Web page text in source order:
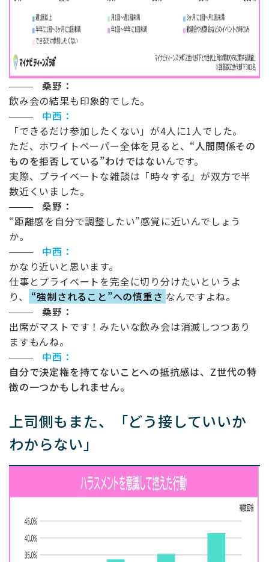
桑野：
飲み会の結果も印象的でした。
中西：
「できるだけ参加したくない」が4人に1人でした。
ただ、ホワイトペーパー全体を見ると、 “人間関係その
ものを拒否している”わけではないんです。
実際、プライベートな雑談は「時々する」が双方で半
数近くいました。
桑野：
“距離感を自分で調整したい”感覚に近いんでしょう
か。
中西：
かなり近いと思います。
仕事とプライベートを完全に切り分けたいというよ
り、
“強制されること”への慎重さ なんですよね。
桑野：
出席がマストです！みたいな飲み会は消滅しつつあり
ますもんね。
中西：
自分で決定権を持てないことへの抵抗感は、Z世代の特
徴の一つかもしれません。
上司側もまた、「どう接していいか
わからない」